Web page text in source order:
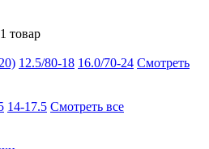
товар
12.5/80-18 16.0/70-24 Смотреть
14-17.5 Смотреть все